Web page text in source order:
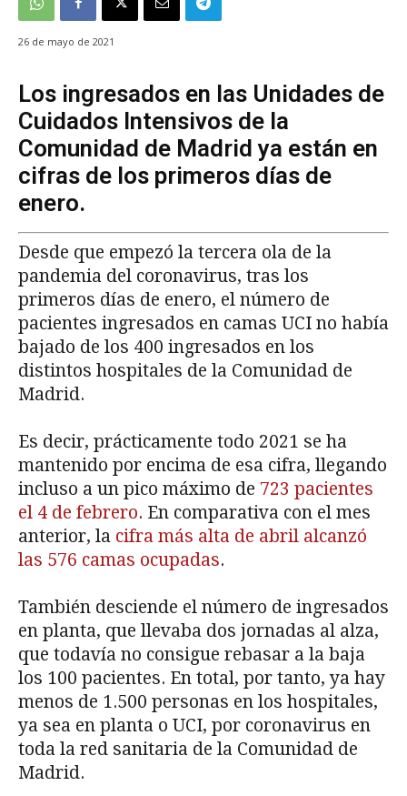
26 de mayo de 2021
Los ingresados en las Unidades de
Cuidados Intensivos de la
Comunidad de Madrid ya están en
cifras de los primeros días de
enero.
Desde que empezó la tercera ola de la
pandemia del coronavirus, tras los
primeros días de enero, el número de
pacientes ingresados en camas UCI no había
bajado de los 400 ingresados en los
distintos hospitales de la Comunidad de
Madrid.
Es decir, prácticamente todo 2021 se ha
mantenido por encima de esa cifra, llegando
incluso a un pico máximo de 723 pacientes
el 4 de febrero. En comparativa con el mes
anterior, la cifra más alta de abril alcanzó
las 576 camas ocupadas.
También desciende el número de ingresados
en planta, que llevaba dos jornadas al alza,
que todavía no consigue rebasar a la baja
los 100 pacientes. En total, por tanto, ya hay
menos de 1.500 personas en los hospitales,
ya sea en planta o UCI, por coronavirus en
toda la red sanitaria de la Comunidad de
Madrid.